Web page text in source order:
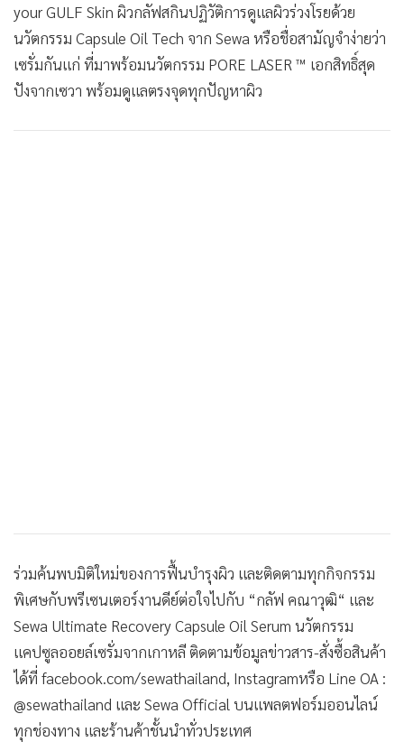
• Gotomanager
your GULF Skin ผิวกลัฟสกินปฏิวัติการดูแลผิวร่วงโรยด้วย
นวัตกรรม Capsule Oil Tech จาก Sewa หรือชื่อสามัญจำง่ายว่า
เซรั่มกันแก่ ที่มาพร้อมนวัตกรรม PORE LASER ™ เอกสิทธิ์สุด
ปังจากเซวา พร้อมดูแลตรงจุดทุกปัญหาผิว
ร่วมค้นพบมิติใหม่ของการฟื้นบำรุงผิว และติดตามทุกกิจกรรม
พิเศษกับพรีเซนเตอร์งานดีย์ต่อใจไปกับ “กลัฟ คณาวุฒิ“ และ
Sewa Ultimate Recovery Capsule Oil Serum นวัตกรรม
แคปซูลออยล์เซรั่มจากเกาหลี ติดตามข้อมูลข่าวสาร-สั่งซื้อสินค้า
ได้ที่ facebook.com/sewathailand, Instagramหรือ Line OA :
@sewathailand และ Sewa Official บนแพลตฟอร์มออนไลน์
ทุกช่องทาง และร้านค้าชั้นนำทั่วประเทศ